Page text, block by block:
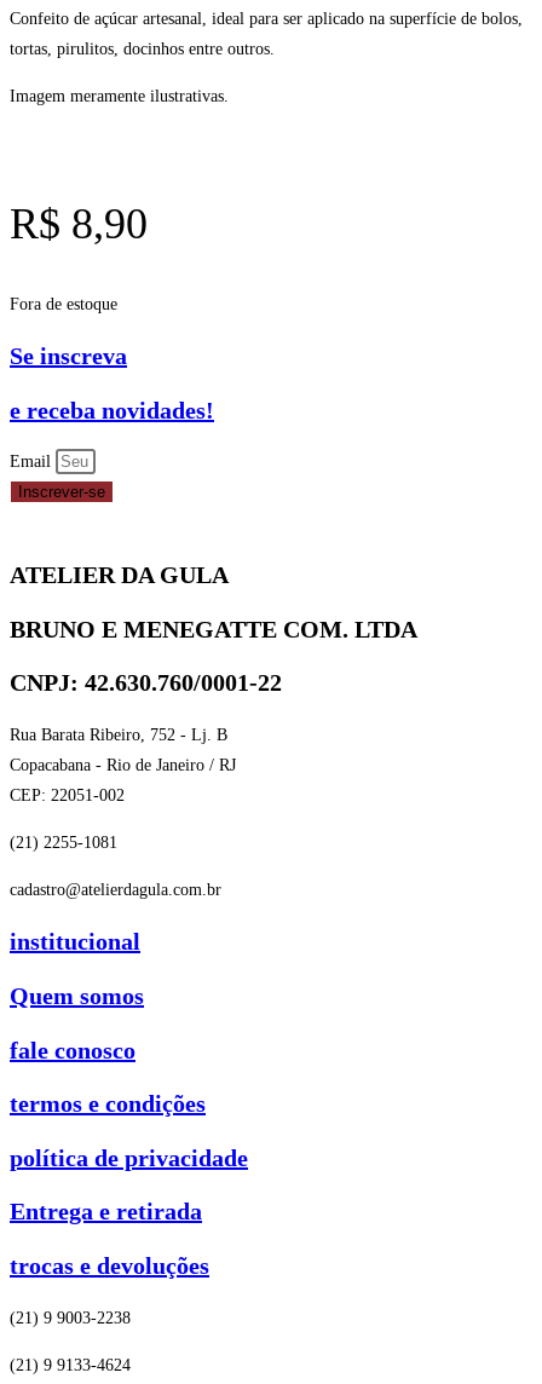
Confeito de açúcar artesanal, ideal para ser aplicado na superfície de bolos,
tortas, pirulitos, docinhos entre outros.
Imagem meramente ilustrativas.
R$ 8,90
Fora de estoque
Se inscreva
e receba novidades!
Email
Inscrever-se
ATELIER DA GULA
BRUNO E MENEGATTE COM. LTDA
CNPJ: 42.630.760/0001-22
Rua Barata Ribeiro, 752 - Lj. B
Copacabana - Rio de Janeiro / RJ
CEP: 22051-002
(21) 2255-1081
cadastro@atelierdagula.com.br
institucional
Quem somos
fale conosco
termos e condições
política de privacidade
Entrega e retirada
trocas e devoluções
(21) 9 9003-2238
(21) 9 9133-4624